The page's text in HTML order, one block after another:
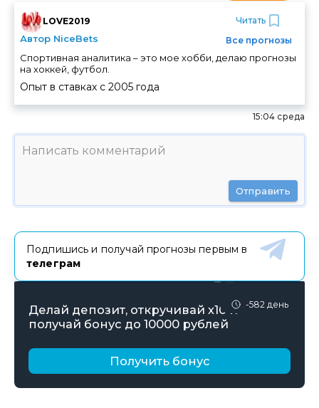
LOVE2019
Автор NiceBets
Читать
Все прогнозы
Спортивная аналитика – это мое хобби, делаю прогнозы
на хоккей, футбол.
Опыт в ставках с 2005 года
15:04 среда
Отправить
Подпишись и получай прогнозы первым в
телеграм
-582 день
Делай депозит, откручивай х10 и
получай бонус до 10000 рублей
Получить бонус